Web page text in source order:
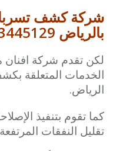
شركة كشف
بالرياض 0553445129
لكن تقدم شركة
الخدمات المتعلقة
الرياض.
كما تقوم بتنفيذ
تقليل النفقات